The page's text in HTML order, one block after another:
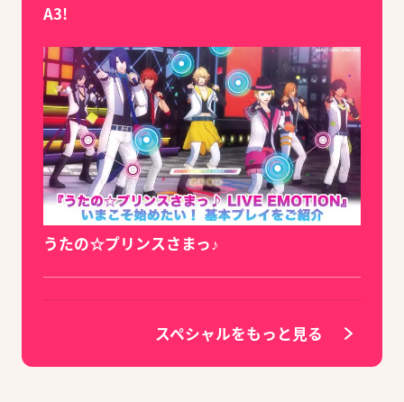
A3!
うたの☆プリンスさまっ♪
スペシャルをもっと見る